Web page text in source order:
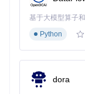
包含所有必要的
任务四：测试与优
操作目的：确保
工具内置的
能存在冲突的设置
基于大模型算子
Python
dora